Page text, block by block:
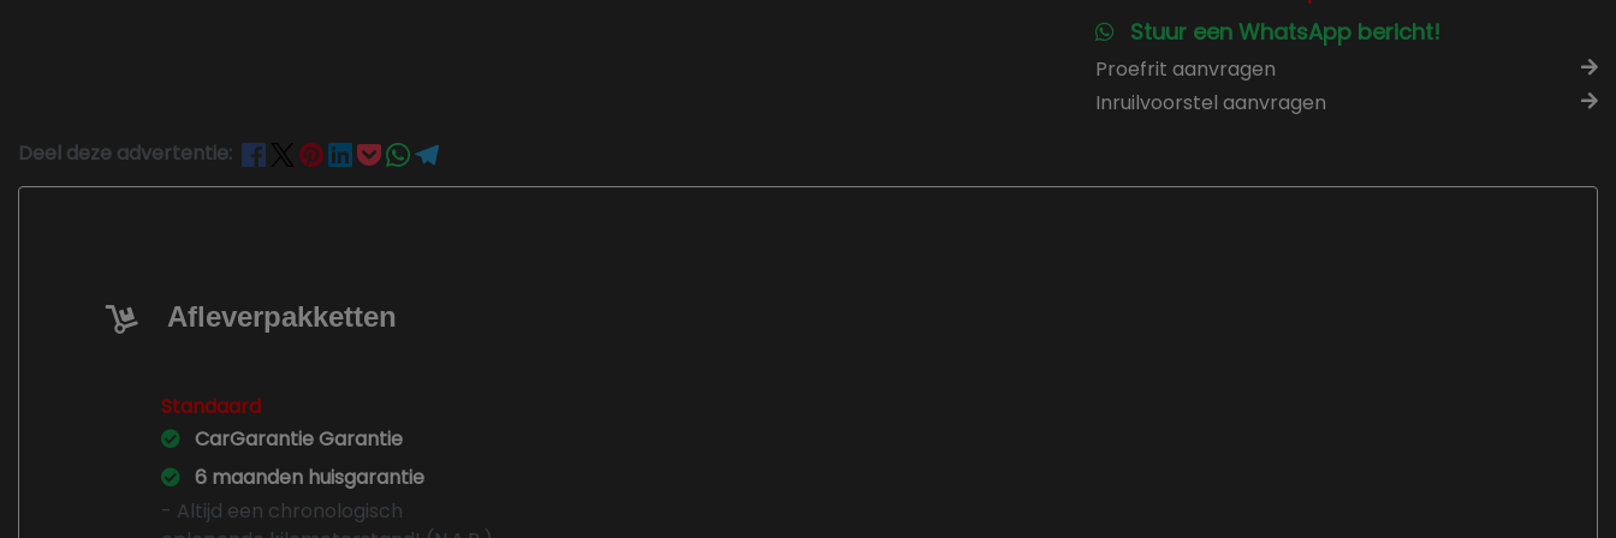
Stuur een WhatsApp bericht!
Proefrit aanvragen
Inruilvoorstel aanvragen
Deel deze advertentie:
Afleverpakketten
Standaard
CarGarantie Garantie
6 maanden huisgarantie
- Altijd een chronologisch